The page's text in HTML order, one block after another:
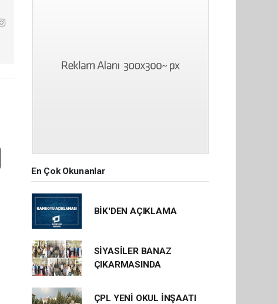
En Çok Okunanlar
BİK'DEN AÇIKLAMA
SİYASİLER BANAZ
ÇIKARMASINDA
ÇPL YENİ OKUL İNŞAATI